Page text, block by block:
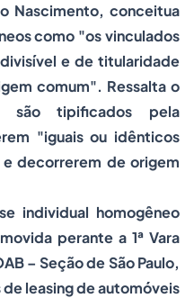
Nascimento, conceitua
como "os vinculados
e de titularidade
comum". Ressalta o
tipificados pela
"iguais ou idênticos
decorrerem de origem
individual homogêneo
perante a 1ª Vara
– Seção de São Paulo,
deleasingde automóveis